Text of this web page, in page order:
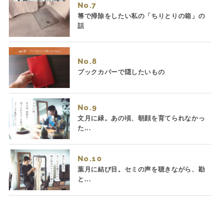
No.
箒で掃除をしたい私の「ちりとりの箱」の
話
No.
ブックカバーで隠したいもの
No.
文月に緑。あの頃、朝顔を育てられなかっ
た...
No.
葉月に結び目。セミの声を聴きながら、勘
と...